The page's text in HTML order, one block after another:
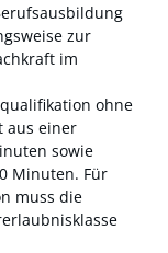
zur
im
ohne
aus einer
sowie
Minuten. Für
muss die
rlaubnisklasse